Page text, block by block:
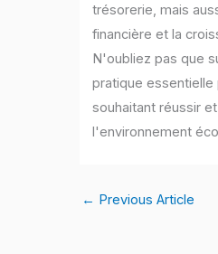
trésorerie, mais
financière et la
N'oubliez pas que
pratique
souhaitant réussir
l'environnement
← Previous Article